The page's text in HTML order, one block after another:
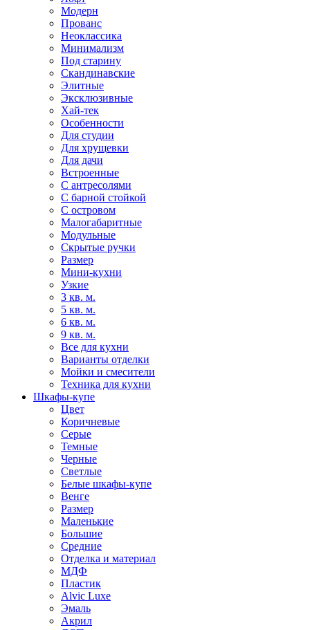
Модерн
Прованс
Неоклассика
Минимализм
Под старину
Скандинавские
Элитные
Эксклюзивные
Хай-тек
Особенности
Для студии
Для хрущевки
Для дачи
Встроенные
С антресолями
С барной стойкой
С островом
Малогабаритные
Модульные
Скрытые ручки
Размер
Мини-кухни
Узкие
3 кв. м.
5 кв. м.
6 кв. м.
9 кв. м.
Все для кухни
Варианты отделки
Мойки и смесители
Техника для кухни
Шкафы-купе
Цвет
Коричневые
Серые
Темные
Черные
Светлые
Белые шкафы-купе
Венге
Размер
Маленькие
Большие
Средние
Отделка и материал
МДФ
Пластик
Alvic Luxe
Эмаль
Акрил